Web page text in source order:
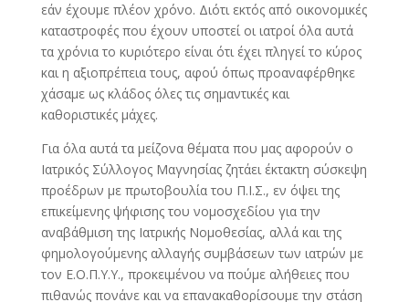
εάν έχουμε πλέον χρόνο. Διότι εκτός από οικονομικές
καταστροφές που έχουν υποστεί οι ιατροί όλα αυτά
τα χρόνια το κυριότερο είναι ότι έχει πληγεί το κύρος
και η αξιοπρέπεια τους, αφού όπως προαναφέρθηκε
χάσαμε ως κλάδος όλες τις σημαντικές και
καθοριστικές μάχες.
Για όλα αυτά τα μείζονα θέματα που μας αφορούν ο
Ιατρικός Σύλλογος Μαγνησίας ζητάει έκτακτη σύσκεψη
προέδρων με πρωτοβουλία του Π.Ι.Σ., εν όψει της
επικείμενης ψήφισης του νομοσχεδίου για την
αναβάθμιση της Ιατρικής Νομοθεσίας, αλλά και της
φημολογούμενης αλλαγής συμβάσεων των ιατρών με
τον Ε.Ο.Π.Υ.Υ., προκειμένου να πούμε αλήθειες που
πιθανώς πονάνε και να επανακαθορίσουμε την στάση